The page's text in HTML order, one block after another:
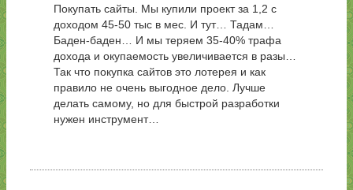
Покупать сайты. Мы купили проект за 1,2 с
доходом 45-50 тыс в мес. И тут… Тадам…
Баден-баден… И мы теряем 35-40% трафа
дохода и окупаемость увеличивается в разы…
Так что покупка сайтов это лотерея и как
правило не очень выгодное дело. Лучше
делать самому, но для быстрой разработки
нужен инструмент…